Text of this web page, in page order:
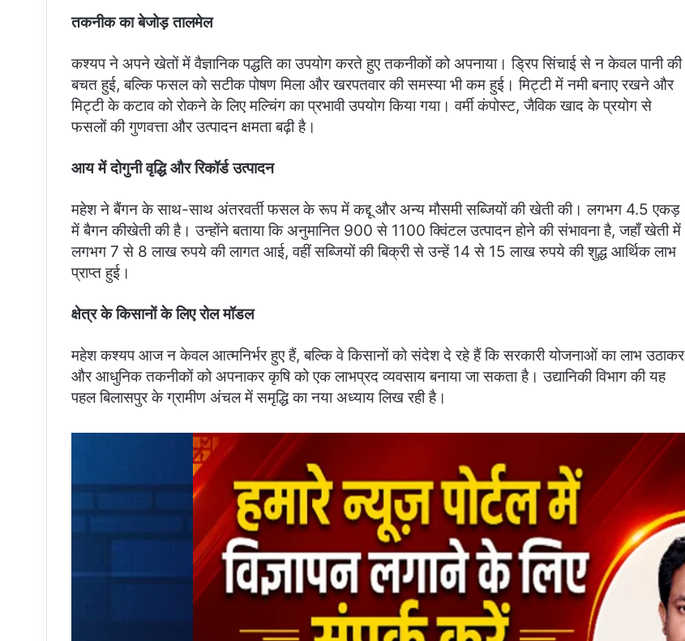
तकनीक का बेजोड़ तालमेल
कश्यप ने अपने खेतों में वैज्ञानिक पद्धति का उपयोग करते हुए तकनीकों को अपनाया। ड्रिप सिंचाई से न केवल पानी की
बचत हुई, बल्कि फसल को सटीक पोषण मिला और खरपतवार की समस्या भी कम हुई। मिट्टी में नमी बनाए रखने और
मिट्टी के कटाव को रोकने के लिए मल्चिंग का प्रभावी उपयोग किया गया। वर्मी कंपोस्ट, जैविक खाद के प्रयोग से
फसलों की गुणवत्ता और उत्पादन क्षमता बढ़ी है।
आय में दोगुनी वृद्धि और रिकॉर्ड उत्पादन
महेश ने बैंगन के साथ-साथ अंतरवर्ती फसल के रूप में कद्दू और अन्य मौसमी सब्जियों की खेती की। लगभग 4.5 एकड़
में बैगन कीखेती की है। उन्होंने बताया कि अनुमानित 900 से 1100 क्विंटल उत्पादन होने की संभावना है, जहाँ खेती में
लगभग 7 से 8 लाख रुपये की लागत आई, वहीं सब्जियों की बिक्री से उन्हें 14 से 15 लाख रुपये की शुद्ध आर्थिक लाभ
प्राप्त हुई।
क्षेत्र के किसानों के लिए रोल मॉडल
महेश कश्यप आज न केवल आत्मनिर्भर हुए हैं, बल्कि वे किसानों को संदेश दे रहे हैं कि सरकारी योजनाओं का लाभ उठाकर
और आधुनिक तकनीकों को अपनाकर कृषि को एक लाभप्रद व्यवसाय बनाया जा सकता है। उद्यानिकी विभाग की यह
पहल बिलासपुर के ग्रामीण अंचल में समृद्धि का नया अध्याय लिख रही है।